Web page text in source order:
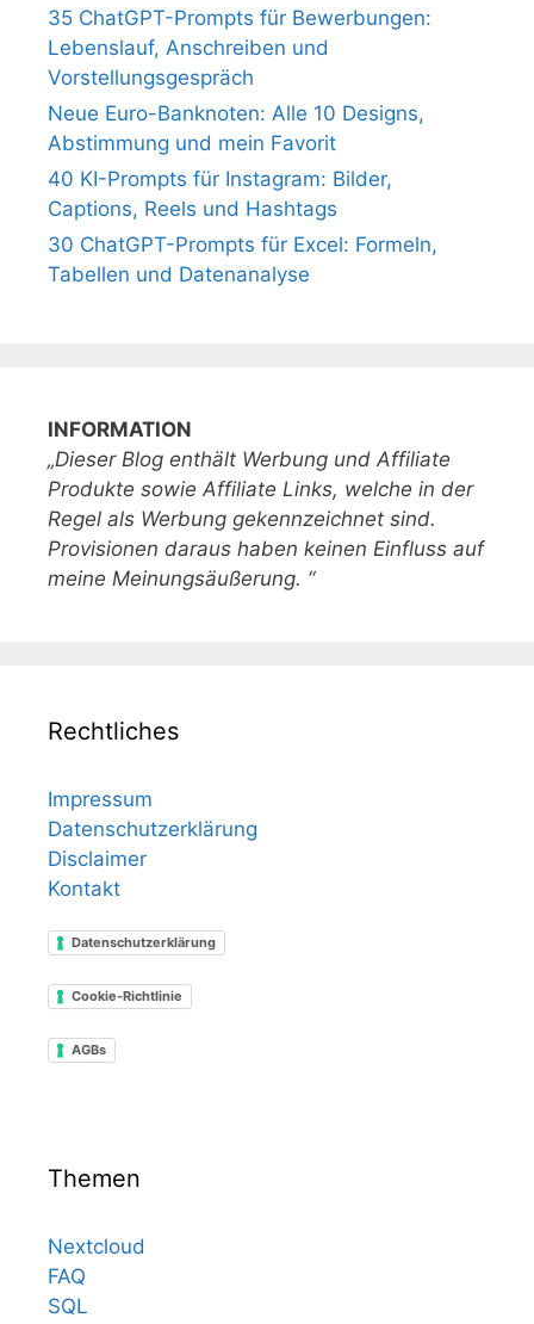
35 ChatGPT-Prompts für Bewerbungen:
Lebenslauf, Anschreiben und
Vorstellungsgespräch
Neue Euro-Banknoten: Alle 10 Designs,
Abstimmung und mein Favorit
40 KI-Prompts für Instagram: Bilder,
Captions, Reels und Hashtags
30 ChatGPT-Prompts für Excel: Formeln,
Tabellen und Datenanalyse
INFORMATION
„Dieser Blog enthält Werbung und Affiliate
Produkte sowie Affiliate Links, welche in der
Regel als Werbung gekennzeichnet sind.
Provisionen daraus haben keinen Einfluss auf
meine Meinungsäußerung. “
Rechtliches
Impressum
Datenschutzerklärung
Disclaimer
Kontakt
Datenschutzerklärung
Cookie-Richtlinie
AGBs
Themen
Nextcloud
FAQ
SQL